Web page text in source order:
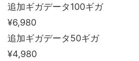
追加ギガデータ100ギガ
¥6,980
追加ギガデータ50ギガ
¥4,980